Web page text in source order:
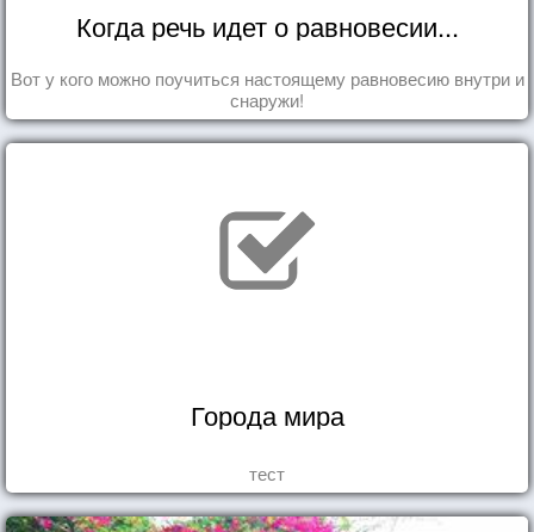
Когда речь идет о равновесии...
Вот у кого можно поучиться настоящему равновесию внутри и
снаружи!
Города мира
тест